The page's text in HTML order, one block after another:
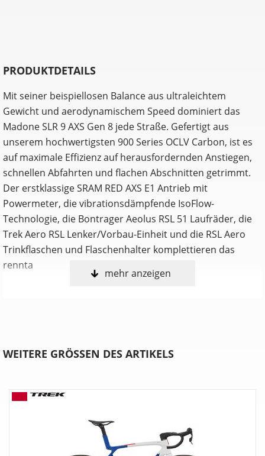
PRODUKTDETAILS
Mit seiner beispiellosen Balance aus ultraleichtem
Gewicht und aerodynamischem Speed dominiert das
Madone SLR 9 AXS Gen 8 jede Straße. Gefertigt aus
unserem hochwertigsten 900 Series OCLV Carbon, ist es
auf maximale Effizienz auf herausfordernden Anstiegen,
schnellen Abfahrten und flachen Abschnitten getrimmt.
Der erstklassige SRAM RED AXS E1 Antrieb mit
Powermeter, die vibrationsdämpfende IsoFlow-
Technologie, die Bontrager Aeolus RSL 51 Laufräder, die
Trek Aero RSL Lenker/Vorbau-Einheit und die RSL Aero
Trinkflaschen und Flaschenhalter komplettieren das
rennta
Gewicht bieten. Dir kommt überhaupt nicht in den Sinn,
und die besten Komponenten – und alles, was dir am
Renntag einen Vorteil verschafft.
Einen unglaublich leichten, aerodynamisch optimierten
mehr anzeigen
WEITERE GRÖSSEN DES ARTIKELS